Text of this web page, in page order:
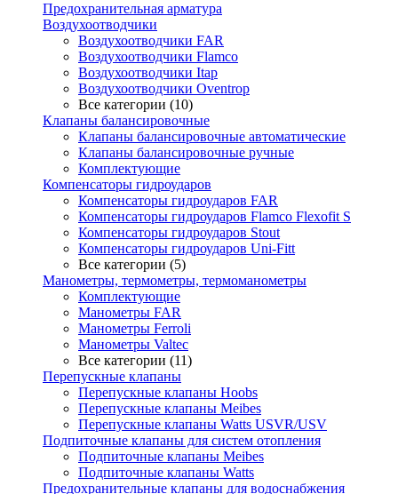
Предохранительная арматура
Воздухоотводчики
Воздухоотводчики FAR
Воздухоотводчики Flamco
Воздухоотводчики Itap
Воздухоотводчики Oventrop
Все категории (10)
Клапаны балансировочные
Клапаны балансировочные автоматические
Клапаны балансировочные ручные
Комплектующие
Компенсаторы гидроударов
Компенсаторы гидроударов FAR
Компенсаторы гидроударов Flamco Flexofit S
Компенсаторы гидроударов Stout
Компенсаторы гидроударов Uni-Fitt
Все категории (5)
Манометры, термометры, термоманометры
Комплектующие
Манометры FAR
Манометры Ferroli
Манометры Valtec
Все категории (11)
Перепускные клапаны
Перепускные клапаны Hoobs
Перепускные клапаны Meibes
Перепускные клапаны Watts USVR/USV
Подпиточные клапаны для систем отопления
Подпиточные клапаны Meibes
Подпиточные клапаны Watts
Предохранительные клапаны для водоснабжения